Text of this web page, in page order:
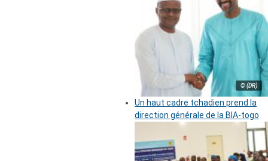
© (DR)
Un haut cadre tchadien prend la
direction générale de la BIA-togo